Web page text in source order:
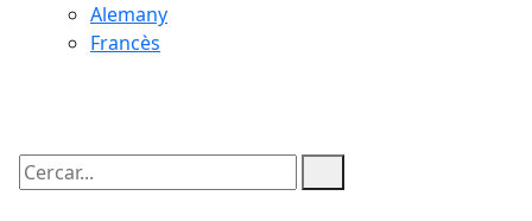
Alemany
Francès
Cercar: